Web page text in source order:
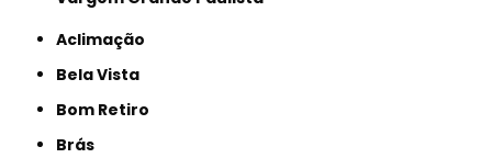
Aclimação
Bela Vista
Bom Retiro
Brás